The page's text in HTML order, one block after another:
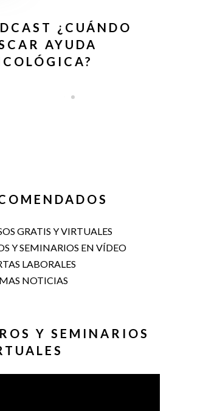
¿CUÁNDO
AYUDA
GRATIS Y VIRTUALES
Y SEMINARIOS EN VÍDEO
LABORALES
NOTICIAS
Y SEMINARIOS